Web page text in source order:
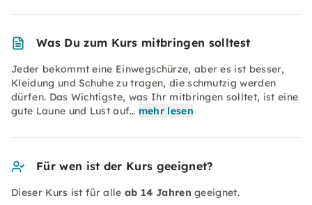
Was Du zum Kurs mitbringen solltest
Jeder bekommt eine Einwegschürze, aber es ist besser,
Kleidung und Schuhe zu tragen, die schmutzig werden
dürfen. Das Wichtigste, was Ihr mitbringen solltet, ist eine
gute Laune und Lust auf… mehr lesen
Für wen ist der Kurs geeignet?
Dieser Kurs ist für alle ab 14 Jahren geeignet.